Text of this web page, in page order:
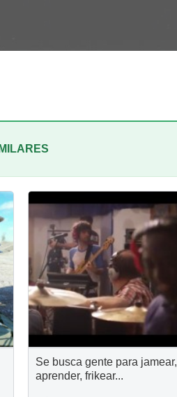
Se busca gente para jamear,
aprender, frikear...